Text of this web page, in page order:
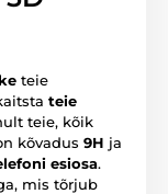
teie
teie
teie, kõik
kõvadus 9H ja
esiosa.
mis tõrjub